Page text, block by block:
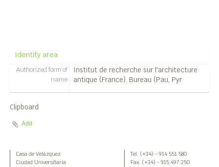
Identity area
Authorized form of
name
Institut de recherche sur l'architecture
antique (France). Bureau (Pau, Pyr
Clipboard
Add
Casa de Velázquez
Ciudad Universitaria
Tel. (+34) - 914 551 580
Fax. (+34) - 915 497 250